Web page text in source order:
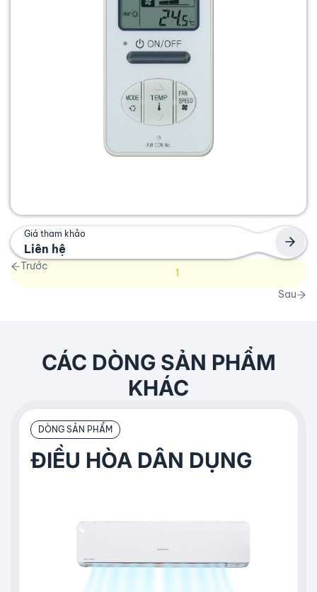
Giá tham khảo
Liên hệ
Trước
1
Sau
CÁC DÒNG SẢN PHẨM
KHÁC
DÒNG SẢN PHẨM
ĐIỀU HÒA DÂN DỤNG